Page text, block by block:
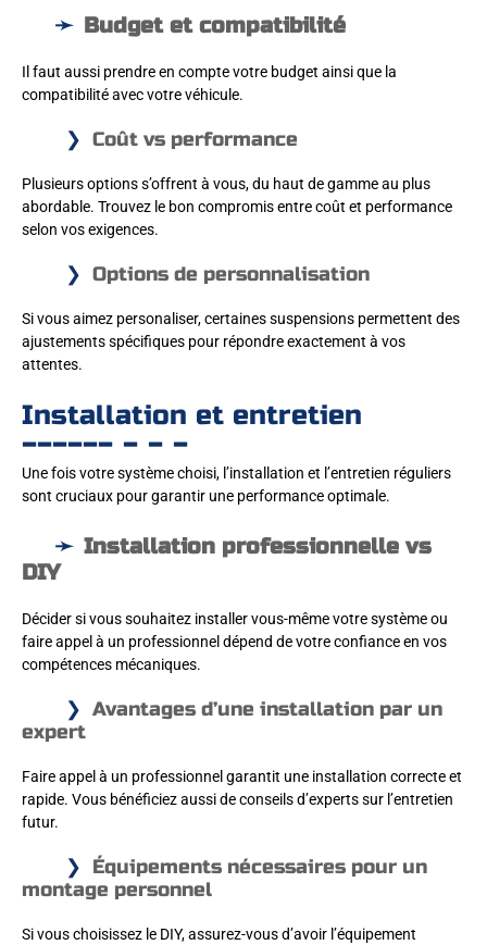
Budget et compatibilité
Il faut aussi prendre en compte votre budget ainsi que la
compatibilité avec votre véhicule.
Coût vs performance
Plusieurs options s’offrent à vous, du haut de gamme au plus
abordable. Trouvez le bon compromis entre coût et performance
selon vos exigences.
Options de personnalisation
Si vous aimez personaliser, certaines suspensions permettent des
ajustements spécifiques pour répondre exactement à vos
attentes.
Installation et entretien
Une fois votre système choisi, l’installation et l’entretien réguliers
sont cruciaux pour garantir une performance optimale.
Installation professionnelle vs
DIY
Décider si vous souhaitez installer vous-même votre système ou
faire appel à un professionnel dépend de votre confiance en vos
compétences mécaniques.
Avantages d’une installation par un
expert
Faire appel à un professionnel garantit une installation correcte et
rapide. Vous bénéficiez aussi de conseils d’experts sur l’entretien
futur.
Équipements nécessaires pour un
montage personnel
Si vous choisissez le DIY, assurez-vous d’avoir l’équipement